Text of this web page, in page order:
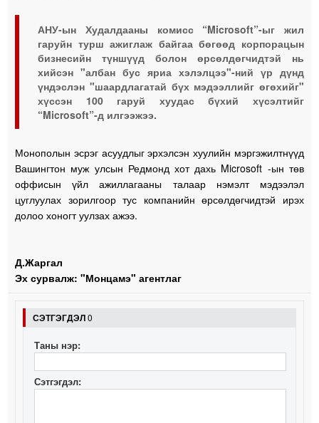
АНУ-ын Худалдааны комисс “Microsoft”-ыг жил
гаруйн турш ажиглаж байгаа бөгөөд корпорацын
бизнесийн түншүүд болон өрсөлдөгчидтэй нь
хийсэн "албан бус яриа хэлэлцээ"-ний үр дүнд
үндэслэн "шаардлагатай бүх мэдээллийг өгөхийг"
хүссэн 100 гаруй хуудас бүхий хүсэлтийг
“Microsoft”-д илгээжээ.
Монополын эсрэг асуудлыг эрхэлсэн хуулийн мэргэжилтнүүд
Вашингтон муж улсын Редмонд хот дахь Microsoft -ын төв
оффисын үйл ажиллагааны талаар нэмэлт мэдээлэл
цуглуулах зорилгоор тус компанийн өрсөлдөгчидтэй ирэх
долоо хоногт уулзах ажээ.
Д.Жаргал
Эх сурвалж: "Монцамэ" агентлаг
СЭТГЭГДЭЛ0
Таны нэр:
Сэтгэгдэл: